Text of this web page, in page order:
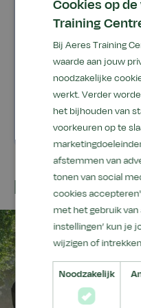
Voor wie?
Kosten
Gebruik
Locatie
Cookies op
Training
Bij Aeres Training
waarde aan jouw
noodzakelijke
werkt. Verder
het bijhouden van
voorkeuren op te
afstemmen van
tonen van social
cookies
met het gebruik van
instellingen’ kun je
wijzigen of
Noodzakelijk